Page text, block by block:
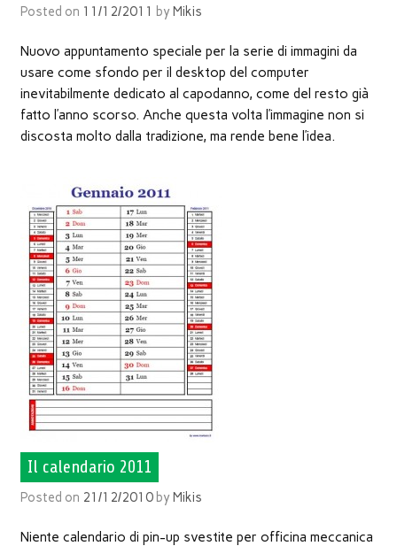
Posted on 11/12/2011 byMikis
Nuovo appuntamento speciale per la serie di immagini da
usare come sfondo per il desktop del computer
inevitabilmente dedicato al capodanno, come del resto già
fatto l’anno scorso. Anche questa volta l’immagine non si
discosta molto dalla tradizione, ma rende bene l’idea.
Il calendario 2011
Posted on 21/12/2010 byMikis
Niente calendario di pin-up svestite per officina meccanica